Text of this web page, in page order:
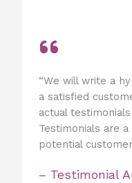
“We will write a
a satisfied
actual
Testimonials are
potential
– Testimonial